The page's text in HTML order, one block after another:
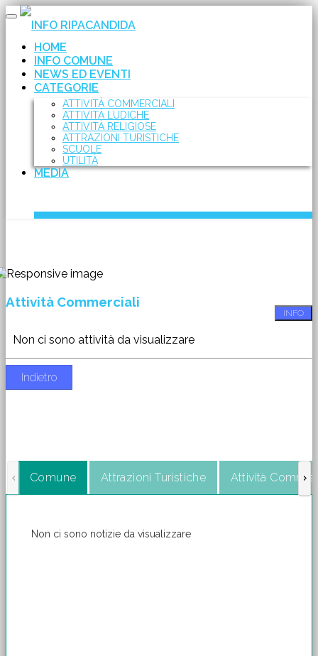
Toggle
navigation
INFO RIPACANDIDA
HOME
INFO COMUNE
NEWS ED EVENTI
CATEGORIE
ATTIVITÀ COMMERCIALI
ATTIVITÀ LUDICHE
ATTIVITÀ RELIGIOSE
ATTRAZIONI TURISTICHE
SCUOLE
UTILITÀ
MEDIA
INFO
Attività Commerciali
Non ci sono attività da visualizzare
Indietro
Comune Attrazioni Turistiche Attività
Non ci sono notizie da visualizzare